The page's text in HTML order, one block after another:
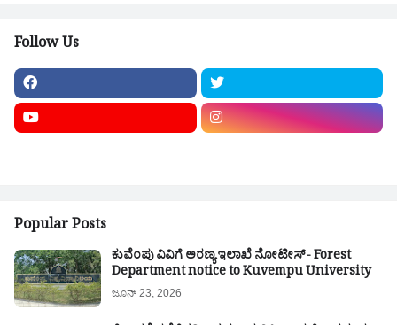
Follow Us
Popular Posts
ಕುವೆಂಪು ವಿವಿಗೆ ಅರಣ್ಯ ಇಲಾಖೆ ನೋಟೀಸ್- Forest
Department notice to Kuvempu University
ಜೂನ್ 23, 2026